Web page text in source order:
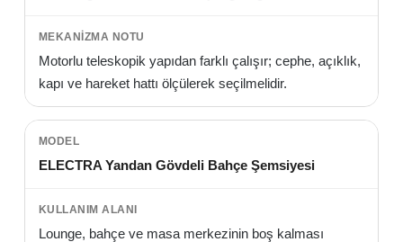
Motorlu teleskopik yapıdan farklı çalışır; cephe, açıklık,
kapı ve hareket hattı ölçülerek seçilmelidir.
ELECTRA Yandan Gövdeli Bahçe Şemsiyesi
Lounge, bahçe ve masa merkezinin boş kalması